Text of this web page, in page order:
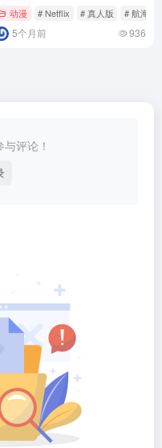
动漫 # Netflix # 真人版 # 航海王
5个月前 936
评论！